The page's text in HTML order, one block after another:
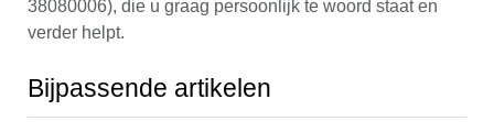
38080006), die u graag persoonlijk te woord staat en
verder helpt.
Bijpassende artikelen